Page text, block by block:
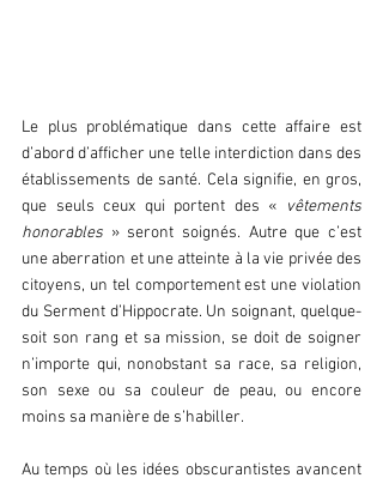
Le plus problématique dans cette affaire est
d’abord d’afficher une telle interdiction dans des
établissements de santé. Cela signifie, en gros,
que seuls ceux qui portent des « vêtements
honorables » seront soignés. Autre que c’est
une aberration et une atteinte à la vie privée des
citoyens, un tel comportement est une violation
du Serment d’Hippocrate. Un soignant, quelque-
soit son rang et sa mission, se doit de soigner
n’importe qui, nonobstant sa race, sa religion,
son sexe ou sa couleur de peau, ou encore
moins sa manière de s’habiller.
Au temps où les idées obscurantistes avancent